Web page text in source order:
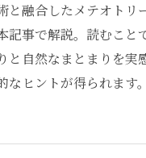
と融合したメテオトリ
記事で解説。読むこと
と自然なまとまりを実
ヒントが得られます。